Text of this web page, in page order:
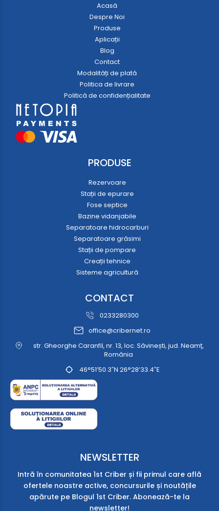
Acasă
Despre Noi
Produse
Aplicații
Blog
Contact
Modalități de plată
Politica de livrare
Politică de confidențialitate
PRODUSE
Rezervoare
Stații de epurare
Fose septice
Bazine vidanjabile
Separatoare hidrocarburi
Separatoare grăsimi
Stații de pompare
Creații tehnice
Sisteme agricultură
CONTACT
0233280300
office@cribernet.ro
str. Gheorghe Caranfil, nr. 13, loc. Săvinești, jud. Neamț,
România
46°51’50.3″N 26°28’33.4″E
NEWSLETTER
Intră în comunitatea 1st Criber și fii primul care află
ofertele noastre active, concursurile și noutățile
apărute pe Blogul 1st Criber. Abonează-te la
newsletter!